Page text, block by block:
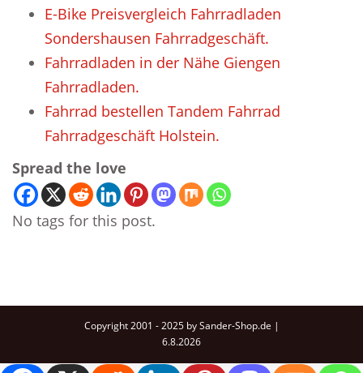
E-Bike Preisvergleich Fahrradladen
Sondershausen Fahrradgeschäft.
Fahrradladen in der Nähe Giengen
Fahrradladen.
Fahrrad bestellen Tandem Fahrrad
Fahrradgeschäft Holstein.
Spread the love
No tags for this post.
Copyright 2001 - 2025 by Sander-Shop.de |
6.8.2026